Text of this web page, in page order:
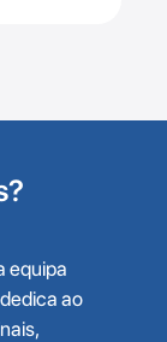
equipa
ao